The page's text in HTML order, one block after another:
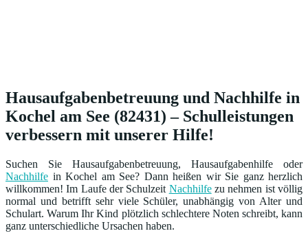
Hausaufgabenbetreuung und Nachhilfe in
Kochel am See (82431) – Schulleistungen
verbessern mit unserer Hilfe!
Suchen Sie Hausaufgabenbetreuung, Hausaufgabenhilfe oder
Nachhilfe in Kochel am See? Dann heißen wir Sie ganz herzlich
willkommen! Im Laufe der Schulzeit Nachhilfezu nehmen ist völlig
normal und betrifft sehr viele Schüler, unabhängig von Alter und
Schulart. Warum Ihr Kind plötzlich schlechtere Noten schreibt, kann
ganz unterschiedliche Ursachen haben.